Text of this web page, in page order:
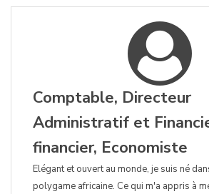
Comptable, Directeur
Administratif et
financier, Economiste
Elégant et ouvert au monde, je suis né
polygame africaine. Ce qui m'a appris à